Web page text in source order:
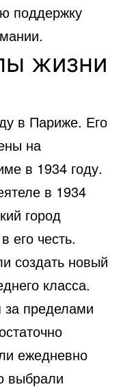
поддержку
жизни
в Париже. Его
на
в 1934 году.
в 1934
город
его честь.
создать новый
класса.
пределами
ежедневно
выбрали